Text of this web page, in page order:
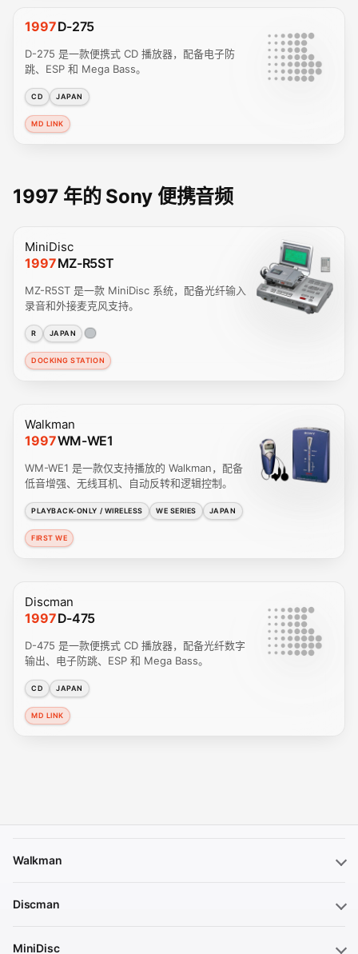
1997D-275
D-275 是一款便携式 CD 播放器，配备电子防
跳、ESP 和 Mega Bass。
CD JAPAN
MD LINK
1997 年的 Sony 便携音频
MiniDisc
1997MZ-R5ST
MZ-R5ST 是一款 MiniDisc 系统，配备光纤输入
录音和外接麦克风支持。
R JAPAN
DOCKING STATION
Walkman
1997WM-WE1
WM-WE1 是一款仅支持播放的 Walkman，配备
低音增强、无线耳机、自动反转和逻辑控制。
PLAYBACK-ONLY / WIRELESS WE SERIES JAPAN
FIRST WE
Discman
1997D-475
D-475 是一款便携式 CD 播放器，配备光纤数字
输出、电子防跳、ESP 和 Mega Bass。
CD JAPAN
MD LINK
Walkman
Discman
MiniDisc